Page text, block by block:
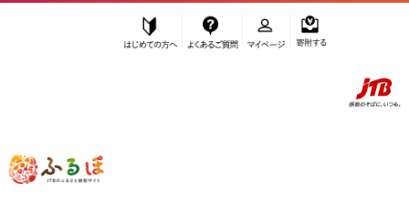
ふるぽ JTBのふるさと納税サイト
「ふるさと納税」TOP